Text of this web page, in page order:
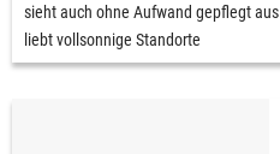
sieht auch ohne Aufwand gepflegt aus
liebt vollsonnige Standorte